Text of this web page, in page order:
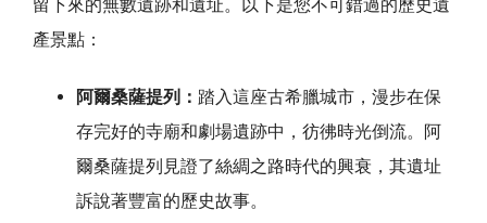
留下來的無數遺跡和遺址。以下是您不可錯過的歷史遺
產景點：
阿爾桑薩提列： 踏入這座古希臘城市，漫步在保
存完好的寺廟和劇場遺跡中，彷彿時光倒流。阿
爾桑薩提列見證了絲綢之路時代的興衰，其遺址
訴說著豐富的歷史故事。